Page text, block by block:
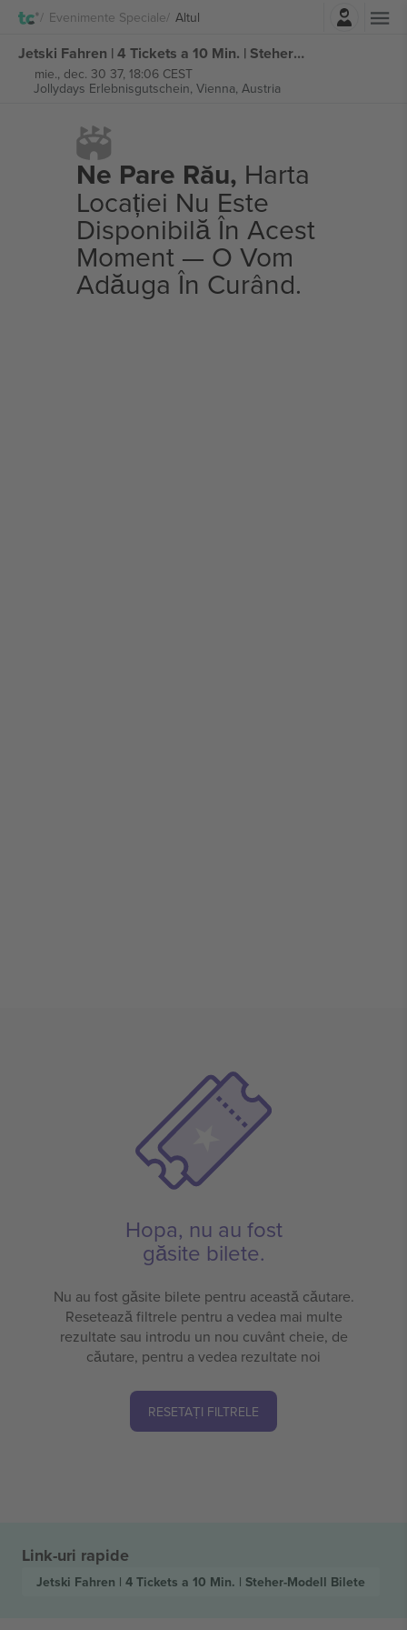
Evenimente Speciale Altul
Jetski Fahren | 4 Tickets a 10 Min. | Steher-Modell bilete
mie., dec. 30 37, 18:06 CEST
Jollydays Erlebnisgutschein, Vienna, Austria
Ne Pare Rău, Harta
Locației Nu Este
Disponibilă În Acest
Moment — O Vom
Adăuga În Curând.
Hopa, nu au fost
găsite bilete.
Nu au fost găsite bilete pentru această căutare.
Resetează filtrele pentru a vedea mai multe
rezultate sau introdu un nou cuvânt cheie, de
căutare, pentru a vedea rezultate noi
RESETAȚI FILTRELE
Link-uri rapide
Jetski Fahren | 4 Tickets a 10 Min. | Steher-Modell Bilete